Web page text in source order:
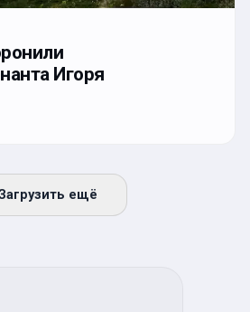
Игоря
ещё